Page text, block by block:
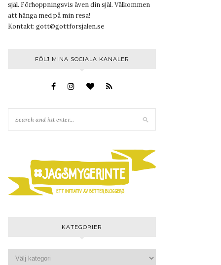
själ. Förhoppningsvis även din själ. Välkommen
att hänga med på min resa!
Kontakt: gott@gottforsjalen.se
FÖLJ MINA SOCIALA KANALER
KATEGORIER